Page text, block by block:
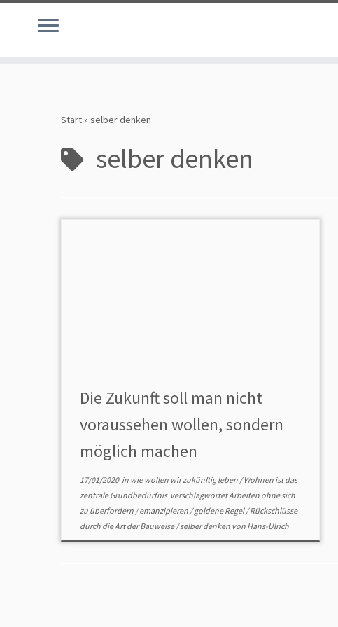
Start» selber denken
selber denken
Die Zukunft soll man nicht
voraussehen wollen, sondern
möglich machen
17/01/2020in wie wollen wir zukünftig leben /Wohnen ist das
zentrale Grundbedürfnis verschlagwortetArbeiten ohne sich
zu überfordern /emanzipieren /goldene Regel/Rückschlüsse
durch die Art der Bauweise/selber denken von Hans-Ulrich